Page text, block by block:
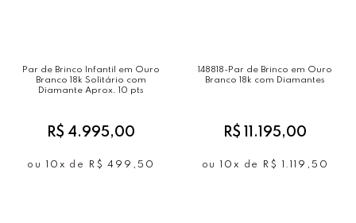
Par de Brinco Infantil em Ouro
Branco 18k Solitário com
Diamante Aprox. 10 pts
R$ 4.995,00
ou 10x de R$ 499,50
148818-Par de Brinco em Ouro
Branco 18k com Diamantes
R$ 11.195,00
ou 10x de R$ 1.119,50